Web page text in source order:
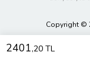
2401,20 TL
Copyright ©